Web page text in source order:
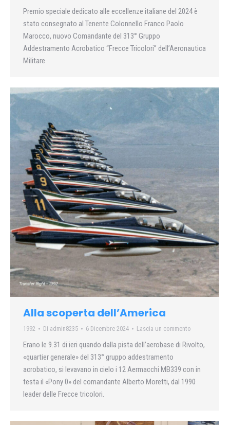
Premio speciale dedicato alle eccellenze italiane del 2024 è
stato consegnato al Tenente Colonnello Franco Paolo
Marocco, nuovo Comandante del 313° Gruppo
Addestramento Acrobatico “Frecce Tricolori” dell’Aeronautica
Militare
Alla scoperta dell’America
1992 Di admin8235 6 Dicembre 2024 Lascia un commento
Erano le 9.31 di ieri quando dalla pista dell’aerobase di Rivolto,
«quartier generale» del 313° gruppo addestramento
acrobatico, si levavano in cielo i 12 Aermacchi MB339 con in
testa il «Pony 0» del comandante Alberto Moretti, dal 1990
leader delle Frecce tricolori.